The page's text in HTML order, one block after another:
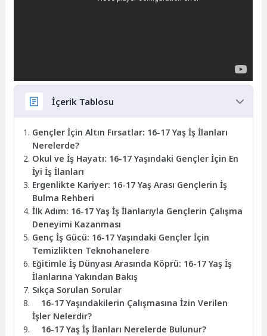
İçerik Tablosu
Gençler İçin Altın Fırsatlar: 16-17 Yaş İş İlanları
Nerelerde?
Okul ve İş Hayatı: 16-17 Yaşındaki Gençler İçin En
İyi İş İlanları
Ergenlikte Kariyer: 16-17 Yaş Arası Gençlerin İş
Bulma Rehberi
İlk Adım: 16-17 Yaş İş İlanlarıyla Gençlerin Çalışma
Deneyimi Kazanması
Genç İş Gücü: 16-17 Yaşındaki Gençler İçin
Temizlikten Teknohanelere
Eğitimle İş Dünyası Arasında Köprü: 16-17 Yaş İş
İlanlarına Yakından Bakış
Sıkça Sorulan Sorular
16-17 Yaşındakilerin Çalışmasına İzin Verilen
İşler Nelerdir?
16-17 Yaş İş İlanları Nerelerde Bulunur?